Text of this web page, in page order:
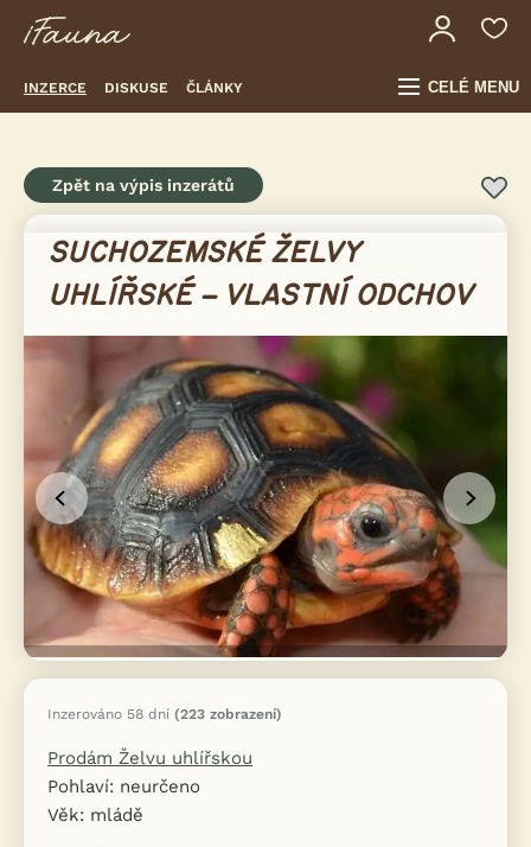
INZERCE DISKUSE ČLÁNKY CELÉ MENU
Zpět na výpis inzerátů
Inzerováno 58 dní (223 zobrazení)
Prodám Želvu uhlířskou
Pohlaví: neurčeno
Věk: mládě
SUCHOZEMSKÉ ŽELVY
UHLÍŘSKÉ – VLASTNÍ ODCHOV